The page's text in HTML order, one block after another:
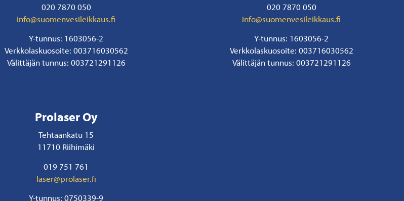
020 7870 050
info@suomenvesileikkaus.fi
Y-tunnus: 1603056-2
Verkkolaskuosoite: 003716030562
Välittäjän tunnus: 003721291126
020 7870 050
info@suomenvesileikkaus.fi
Y-tunnus: 1603056-2
Verkkolaskuosoite: 003716030562
Välittäjän tunnus: 003721291126
Prolaser Oy
Tehtaankatu 15
11710 Riihimäki
019 751 761
laser@prolaser.fi
Y-tunnus: 0750339-9